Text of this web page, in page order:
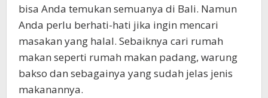
bisa Anda temukan semuanya di Bali. Namun
Anda perlu berhati-hati jika ingin mencari
masakan yang halal. Sebaiknya cari rumah
makan seperti rumah makan padang, warung
bakso dan sebagainya yang sudah jelas jenis
makanannya.